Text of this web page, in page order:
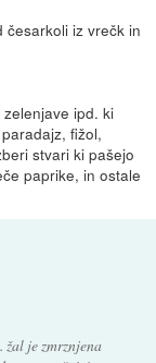
česarkoli iz vrečk in
ipd. ki
fižol,
stvari ki pašejo
paprike, in ostale
žal je zmrznjena